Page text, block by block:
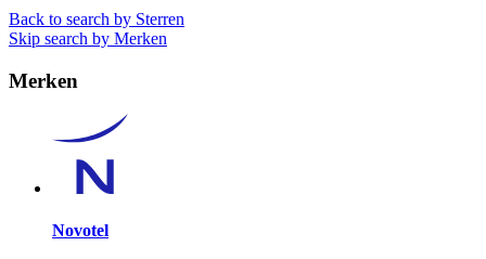
Back to search by Sterren
Skip search by Merken
Merken
Novotel